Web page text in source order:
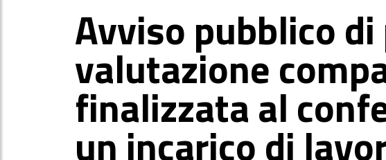
Avviso pubblico
valutazione
finalizzata al
un incarico di